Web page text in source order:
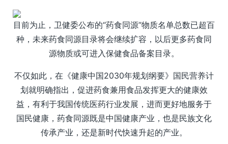
目前为止，卫健委公布的“药食同源”物质名单总数已超百
种，未来药食同源目录将会继续扩容，以后更多药食同
源物质或可进入保健食品备案目录。
不仅如此，在《健康中国2030年规划纲要》国民营养计
划就明确指出，促进药食兼用食品发挥更大的健康效
益，有利于我国传统医药行业发展，进而更好地服务于
国民健康，药食同源既是中国健康产业，也是民族文化
传承产业，还是新时代快速升起的产业。